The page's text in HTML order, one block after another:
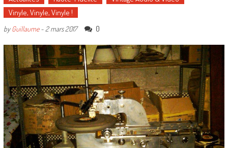
Vinyle, Vinyle, Vinyle !
byGuillaume- 2 mars 2017 0